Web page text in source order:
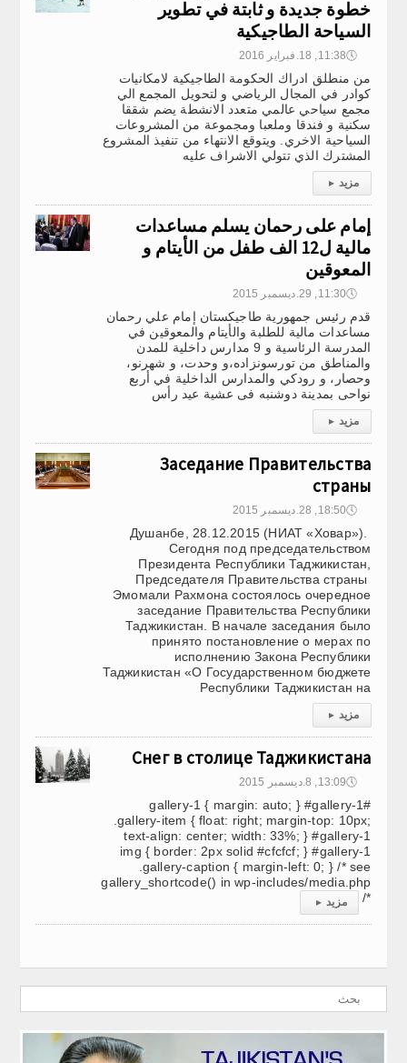
خطوة جديدة و ثابتة في تطوير
السياحة الطاجيكية
🕔11:38, 18.فبراير 2016
من منطلق ادراك الحكومة الطاجيكية لامكانيات
كوادر في المجال الرياضي و لتحويل المجمع الي
مجمع سياحي عالمي متعدد الانشطة يضم شققا
سكنية و فندقا وملعبا ومجموعة من المشروعات
السياحية الاخري. ويتوقع الانتهاء من تنفيذ المشروع
المشترك الذي تتولي الاشراف عليه
مزيد ▸
إمام على رحمان يسلم مساعدات
مالية ل12 الف طفل من الأيتام و
المعوقين
🕔11:30, 29.ديسمبر 2015
قدم رئيس جمهورية طاجيكستان إمام علي رحمان
مساعدات مالية للطلبة والأيتام والمعوقين في
المدرسة الرئاسية و 9 مدارس داخلية للمدن
والمناطق من تورسونزاده،و وحدت، و شهرنو،
وحصار، و رودكي والمدارس الداخلية في أربع
نواحى بمدينة دوشنبه فى عشية عيد رأس
مزيد ▸
Заседание Правительства
страны
🕔18:50, 28.ديسمبر 2015
Душанбе, 28.12.2015 (НИАТ «Ховар»).
Сегодня под председательством
Президента Республики Таджикистан,
Председателя Правительства страны
Эмомали Рахмона состоялось очередное
заседание Правительства Республики
Таджикистан. В начале заседания было
принято постановление о мерах по
исполнению Закона Республики
Таджикистан «О Государственном бюджете
Республики Таджикистан на
مزيد ▸
Снег в столице Таджикистана
🕔13:09, 8.ديسمبر 2015
#gallery-1 { margin: auto; } #gallery-1
.gallery-item { float: right; margin-top: 10px;
text-align: center; width: 33%; } #gallery-1
img { border: 2px solid #cfcfcf; } #gallery-1
.gallery-caption { margin-left: 0; } /* see
gallery_shortcode() in wp-includes/media.php
*/
مزيد ▸